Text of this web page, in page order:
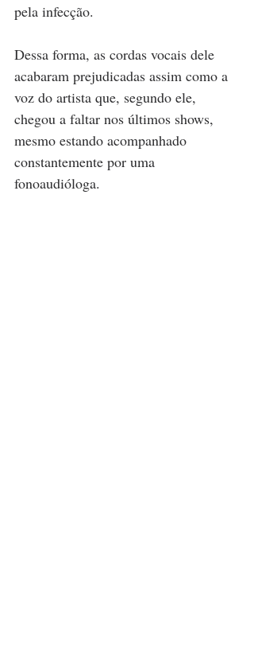
pela infecção.
Dessa forma, as cordas vocais dele
acabaram prejudicadas assim como a
voz do artista que, segundo ele,
chegou a faltar nos últimos shows,
mesmo estando acompanhado
constantemente por uma
fonoaudióloga.